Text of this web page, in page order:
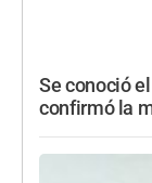
Se conoció
confirmó la